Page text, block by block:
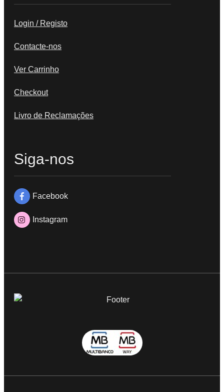
Login / Registo
Contacte-nos
Ver Carrinho
Checkout
Livro de Reclamações
Siga-nos
Facebook
Instagram